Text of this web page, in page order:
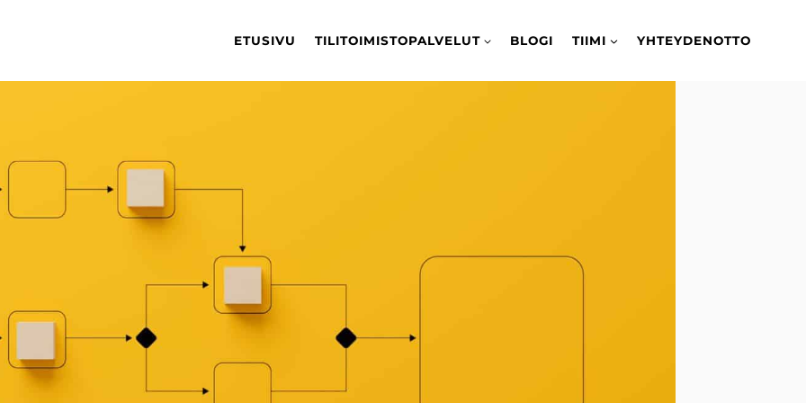
ETUSIVU TILITOIMISTOPALVELUT BLOGI TIIMI YHTEYDENOTTO